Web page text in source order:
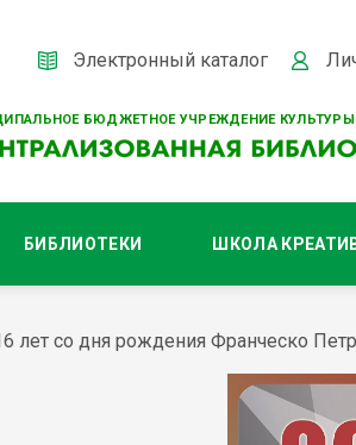
БЮДЖЕТНОЕ УЧРЕЖДЕНИЕ КУЛЬТУРЫ
Электронный каталог
БИБЛИОТЕКИ ШКОЛА
лет со дня рождения Франческо